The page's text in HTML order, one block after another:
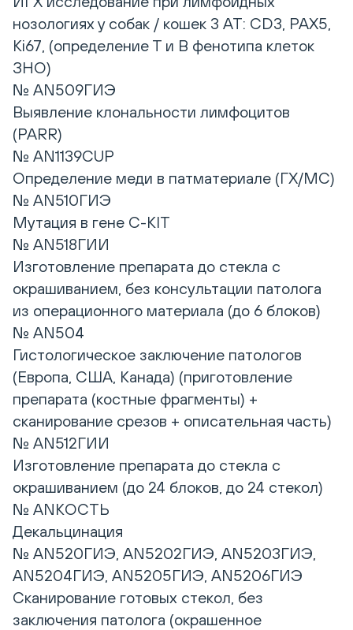
нозологиях у собак / кошек 3 АТ: CD3, PAX5,
Ki67, (определение Т и В фенотипа клеток
ЗНО)
№ AN509ГИЭ
Выявление клональности лимфоцитов
(PARR)
№ AN1139CUP
Определение меди в патматериале (ГХ/МС)
№ AN510ГИЭ
Мутация в гене C-KIT
№ AN518ГИИ
Изготовление препарата до стекла с
окрашиванием, без консультации патолога
из операционного материала (до 6 блоков)
№ AN504
Гистологическое заключение патологов
(Европа, США, Канада) (приготовление
препарата (костные фрагменты) +
сканирование срезов + описательная часть)
№ AN512ГИИ
Изготовление препарата до стекла с
окрашиванием (до 24 блоков, до 24 стекол)
№ ANКОСТЬ
Декальцинация
№ AN520ГИЭ, AN5202ГИЭ, AN5203ГИЭ,
AN5204ГИЭ, AN5205ГИЭ, AN5206ГИЭ
Сканирование готовых стекол, без
заключения патолога (окрашенное